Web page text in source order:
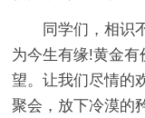
同学们，相识
为今生有缘!黄金
望。让我们尽情的
聚会，放下冷漠的